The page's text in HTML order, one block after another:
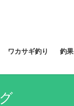
ワカサギ釣り 釣果